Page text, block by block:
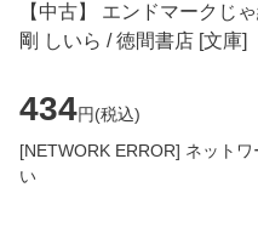
【中古】 エンドマークじ
剛 しいら / 徳間書店 [文庫]
434円(税込)
[NETWORK ERROR] ネット
い